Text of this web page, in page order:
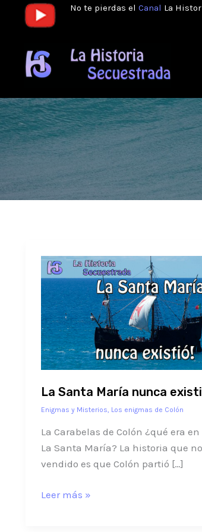
No te pierdas el Canal La
La Santa María nunca
Enigmas y Misterios, Los enigmas de Colón
La Carabelas de Colón ¿qué era
La Santa María? La historia que
vendido es que Colón partió […]
La
Santa
María
nunca
existió
Leer más »